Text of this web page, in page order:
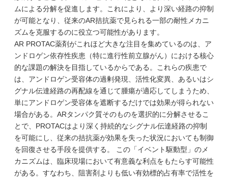
ムによる分解を促進します。これにより、より深い経路の抑制
が可能となり、従来のAR拮抗薬で見られる一部の耐性メカニ
ズムを克服するのに役立つ可能性があります。
AR PROTAC薬剤がこれほど大きな注目を集めているのは、ア
ンドロゲン依存性疾患（特に進行性前立腺がん）における核心
的な課題の解決を目指しているからである。これらの疾患で
は、アンドロゲン受容体の過剰発現、活性化変異、あるいはシ
グナル伝達経路の再配線を通じて腫瘍が適応してしまうため、
単にアンドロゲン受容体を遮断するだけでは効果が得られない
場合がある。ARタンパク質そのものを選択的に分解させるこ
とで、PROTACはより深く持続的なシグナル伝達経路の抑制
を可能にし、従来の拮抗薬が効果を失った状況においても制御
を回復させる手段を提供する。 この「イベント駆動型」のメ
カニズムは、臨床現場において有意義な利点をもたらす可能性
がある。すなわち、阻害剤よりも低い有効標的占有率で活性を